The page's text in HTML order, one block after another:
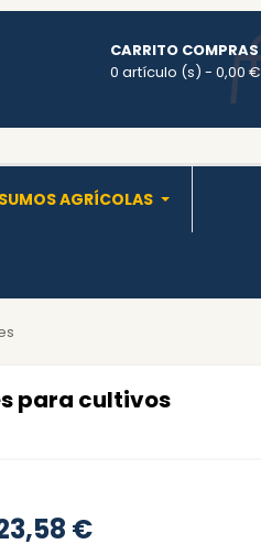
CARRITO COMPRAS
0 artículo (s) - 0,00 €
AGRÍCOLAS
para cultivos
€